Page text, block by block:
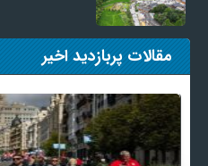
مقالات پربازدید اخیر